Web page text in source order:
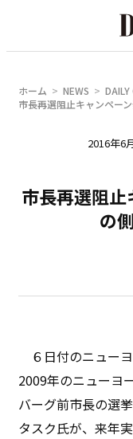
ホーム NEWS
市長再選阻止キャンペー
2016年6
市長再選阻
の
６日付のニューヨ
2009年のニューヨ
バーグ前市長の選
タスク氏が、来年